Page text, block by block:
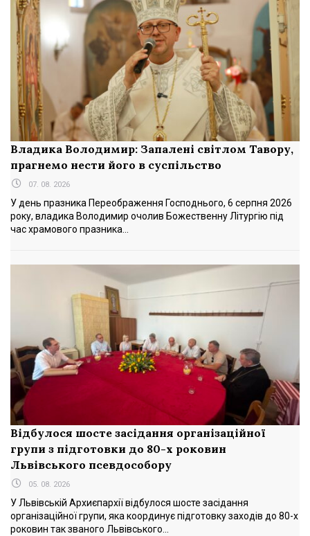
Владика Володимир: Запалені світлом Тавору,
прагнемо нести його в суспільство
07. 08. 2026
У день празника Переображення Господнього, 6 серпня 2026
року, владика Володимир очолив Божественну Літургію під
час храмового празника...
Відбулося шосте засідання організаційної
групи з підготовки до 80-х роковин
Львівського псевдособору
05. 08. 2026
У Львівській Архиєпархії відбулося шосте засідання
організаційної групи, яка координує підготовку заходів до 80-х
роковин так званого Львівського...